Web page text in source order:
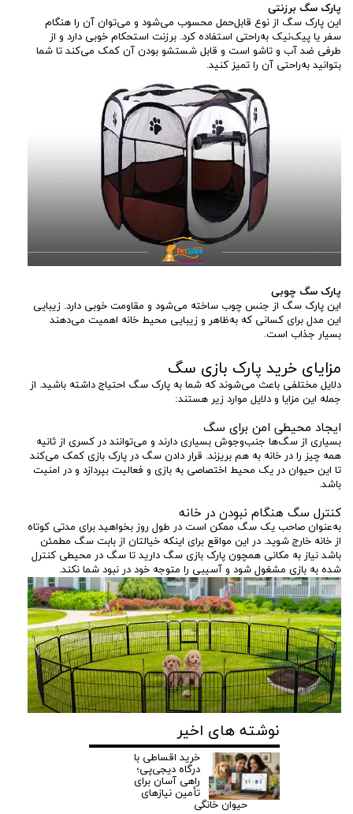
پارک سگ برزنتی
این پارک سگ از نوع قابل‌حمل محسوب می‌شود و می‌توان آن را هنگام
سفر یا پیک‌نیک به‌راحتی استفاده کرد. برزنت استحکام خوبی دارد و از
طرفی ضد آب و تاشو است و قابل شستشو بودن آن کمک می‌کند تا شما
بتوانید به‌راحتی آن را تمیز کنید.
پارک سگ چوبی
این پارک سگ از جنس چوب ساخته می‌شود و مقاومت خوبی دارد. زیبایی
این مدل برای کسانی که به‌ظاهر و زیبایی محیط خانه اهمیت می‌دهند
بسیار جذاب است.
مزایای خرید پارک بازی سگ
دلایل مختلفی باعث می‌شوند که شما به پارک سگ احتیاج داشته باشید. از
جمله این مزایا و دلایل موارد زیر هستند:
ایجاد محیطی امن برای سگ
بسیاری از سگ‌ها جنب‌وجوش بسیاری دارند و می‌توانند در کسری از ثانیه
همه چیز را در خانه به هم بریزند. قرار دادن سگ در پارک بازی کمک می‌کند
تا این حیوان در یک محیط اختصاصی به بازی و فعالیت بپردازد و در امنیت
باشد.
کنترل سگ هنگام نبودن در خانه
به‌عنوان صاحب یک سگ ممکن است در طول روز بخواهید برای مدتی کوتاه
از خانه خارج شوید. در این مواقع برای اینکه خیالتان از بابت سگ مطمئن
باشد نیاز به مکانی همچون پارک بازی سگ دارید تا سگ در محیطی کنترل
شده به بازی مشغول شود و آسیبی را متوجه خود در نبود شما نکند.
دادن احساس امنیت به سگ
نوشته های اخیر
خرید اقساطی با
درگاه دیجی‌پی؛
راهی آسان برای
تأمین نیازهای
حیوان خانگی